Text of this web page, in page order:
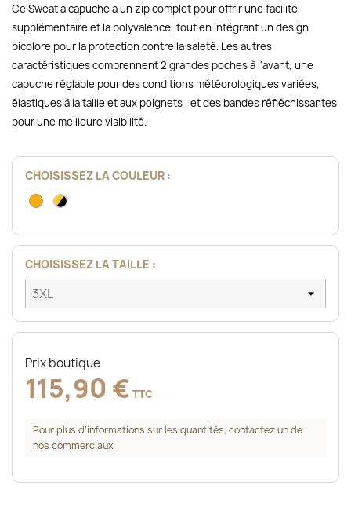
Ce Sweat à capuche a un zip complet pour offrir une facilité
supplémentaire et la polyvalence, tout en intégrant un design
bicolore pour la protection contre la saleté. Les autres
caractéristiques comprennent 2 grandes poches à l'avant, une
capuche réglable pour des conditions météorologiques variées,
élastiques à la taille et aux poignets , et des bandes réfléchissantes
pour une meilleure visibilité.
CHOISISSEZ LA COULEUR :
OrangeJaune-
CHOISISSEZ LA TAILLE :
Prix boutique
115,90 € TTC
Pour plus d’informations sur les quantités, contactez un de
nos commerciaux